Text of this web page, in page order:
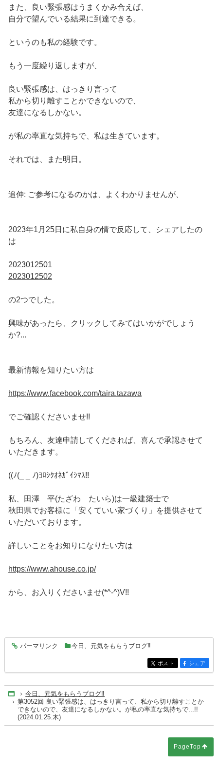
また、良い緊張感はうまくかみ合えば、
自分で望んでいる結果に到達できる。
というのも私の経験です。
もう一度繰り返しますが、
良い緊張感は、はっきり言って
私から切り離すことかできないので、
友達になるしかない。
が私の率直な気持ちで、私は生きています。
それでは、また明日。
追伸: ご参考になるのかは、よくわかりませんが、
2023年1月25日に私自身の情で反応して、シェアしたの
は
2023012501
2023012502
の2つでした。
興味があったら、クリックしてみてはいかがでしょう
か?...
最新情報を知りたい方は
https://www.facebook.com/taira.tazawa
でご確認くださいませ!!
もちろん、友達申請してくだされば、喜んで承認させて
いただきます。
((ﾉ(_ _ ﾉ)ﾖﾛｼｸｵﾈｶﾞｲｼﾏｽ!!
私、田澤 平(たざわ たいら)は一級建築士で
秋田県でお客様に「安くていい家づくり」を提供させて
いただいております。
詳しいことをお知りになりたい方は
https://www.ahouse.co.jp/
から、お入りくださいませ(*^-^)V!!
entry8592
パーマリンク 今日、元気をもらうブログ‼
entry8592
ポスト entry8592
シェア
Home
今日、元気をもらうブログ‼
第3052回 良い緊張感は、はっきり言って、私から切り離すことか
できないので、友達になるしかない。が私の率直な気持ちで...!!
(2024.01.25.木)
PageTop